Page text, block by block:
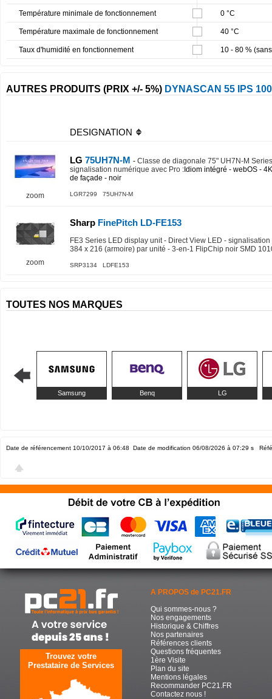
Température minimale de fonctionnement 0 °C
Température maximale de fonctionnement 40 °C
Taux d'humidité en fonctionnement 10 - 80 %
AUTRES PRODUITS (PRIX +/- 5%) DYNASCAN 55 IPS
DESIGNATION
zoom
LG 75UH7N-M - Classe de diagonale 75" UH7N-M
signalisation numérique avec Pro :Idiom intégré - webOS -
de façade - noir
LGR7299 75UH7N-M
zoom
Sharp FinePitch LD-FE153
FE3 Series LED display unit - Direct View LED -
384 x 216 (armoire) par unité - 3-en-1 FlipChip noir SMD
SRP3134 LDFE153
TOUTES NOS MARQUES
Samsung Benq LG
Date de référencement 10/10/2017 à 06:48 Date de modification 06/08/2026 à 07:29 s
Trouvez votre
Prestataire de Services
A PROPOS de PC21.FR
Qui sommes-nous ?
Nos engagements
Historique & Chiffres
Nos partenaires
Références clients
Questions fréquentes
1ère Visite
Plan du site
Mentions légales
Recommander PC21.FR
Contactez nous !